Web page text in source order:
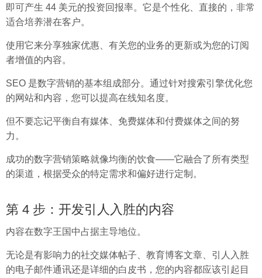
即可产生 44 美元的投资回报率。它是个性化、直接的，非常
适合培养潜在客户。
使用它来分享独家优惠、有关您的业务的更新或为您的订阅
者增值的内容。
SEO 是数字营销的基本组成部分。通过针对搜索引擎优化您
的网站和内容，您可以提高在线知名度。
但不要忘记平衡自有媒体、免费媒体和付费媒体之间的努
力。
成功的数字营销策略就像均衡的饮食——它融合了所有类型
的渠道，根据受众的特定需求和偏好进行定制。
第 4 步：开发引人入胜的内容
内容在数字王国中占据主导地位。
无论是有影响力的社交媒体帖子、教育博客文章、引人入胜
的电子邮件通讯还是详细的白皮书，您的内容都应该引起目